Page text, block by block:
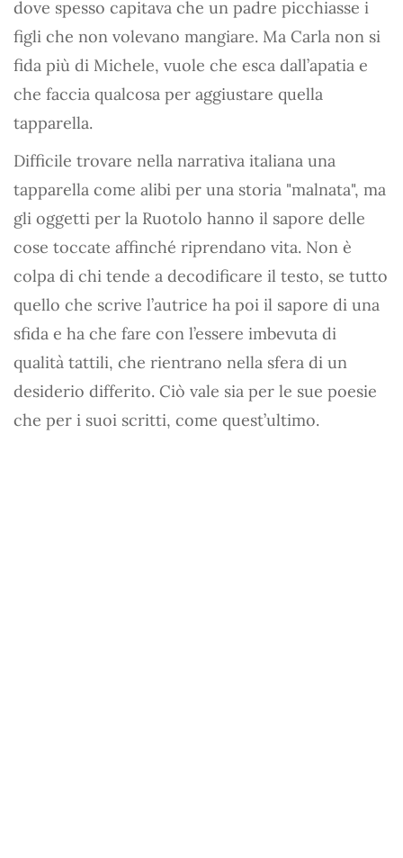
dove spesso capitava che un padre picchiasse i
figli che non volevano mangiare. Ma Carla non si
fida più di Michele, vuole che esca dall’apatia e
che faccia qualcosa per aggiustare quella
tapparella.
Difficile trovare nella narrativa italiana una
tapparella come alibi per una storia "malnata", ma
gli oggetti per la Ruotolo hanno il sapore delle
cose toccate affinché riprendano vita. Non è
colpa di chi tende a decodificare il testo, se tutto
quello che scrive l’autrice ha poi il sapore di una
sfida e ha che fare con l’essere imbevuta di
qualità tattili, che rientrano nella sfera di un
desiderio differito. Ciò vale sia per le sue poesie
che per i suoi scritti, come quest’ultimo.